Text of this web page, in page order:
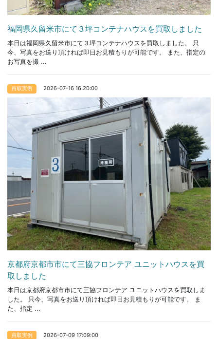
福岡県久留米市にて３坪コンテナハウスを買取しました
本日は福岡県久留米市にて３坪コンテナハウスを買取しました。 只
今、写真をお送り頂ければ即日お見積もりが可能です。 また、指定の
お写真を撮 ...
買取実例 2026-07-16 16:20:00
京都府京都市市にて三協フロンテア ユニットハウスを買
取しました
本日は京都府京都市市にて三協フロンテア ユニットハウスを買取しま
した。 只今、写真をお送り頂ければ即日お見積もりが可能です。 ま
た、指定 ...
買取実例 2026-07-09 17:09:00